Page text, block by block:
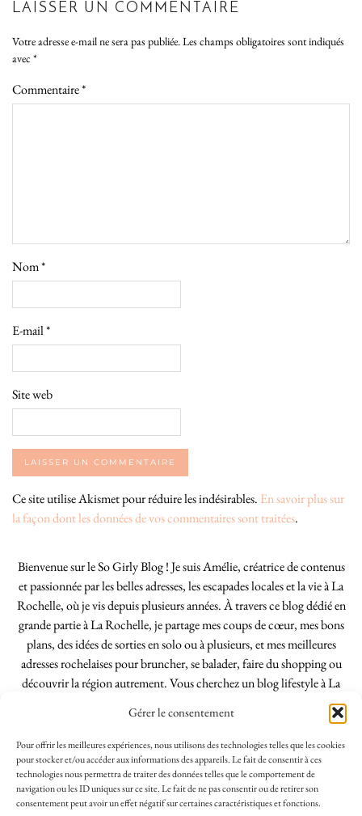
Gérer le consentement
Pour offrir les meilleures expériences, nous utilisons des technologies telles que les cookies
pour stocker et/ou accéder aux informations des appareils. Le fait de consentir à ces
technologies nous permettra de traiter des données telles que le comportement de
navigation ou les ID uniques sur ce site. Le fait de ne pas consentir ou de retirer son
consentement peut avoir un effet négatif sur certaines caractéristiques et fonctions.
LAISSER UN COMMENTAIRE
Votre adresse e-mail ne sera pas publiée.Les champs obligatoires sont indiqués
avec *
Commentaire*
Nom*
E-mail*
Site web
Ce site utilise Akismet pour réduire les indésirables. En savoir plus sur
la façon dont les données de vos commentaires sont traitées.
Bienvenue sur le So Girly Blog ! Je suis Amélie, créatrice de contenus
et passionnée par les belles adresses, les escapades locales et la vie à La
Rochelle, où je vis depuis plusieurs années. À travers ce blog dédié en
grande partie à La Rochelle, je partage mes coups de cœur, mes bons
plans, des idées de sorties en solo ou à plusieurs, et mes meilleures
adresses rochelaises pour bruncher, se balader, faire du shopping ou
découvrir la région autrement. Vous cherchez un blog lifestyle à La
Rochelle, tenu par une locale ? Vous êtes au bon endroit. Que vous
soyez Rochelais·e ou de passage dans notre belle ville, j’espère que mes
articles vous aideront à profiter de La Rochelle comme un·e vrai·e
initié·e. !